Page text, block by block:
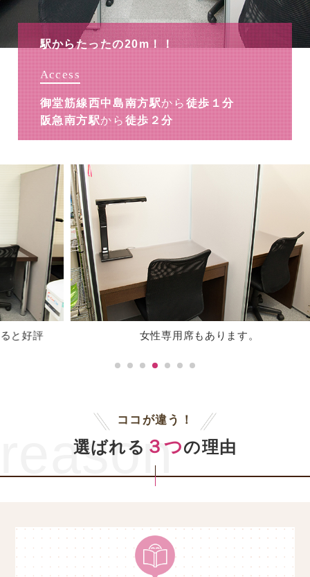
駅からたったの20m！！
Access
御堂筋線西中島南方駅から徒歩１分
阪急南方駅から徒歩２分
女性専用席もあります。
ココが違う！
選ばれる ３つの理由
reason